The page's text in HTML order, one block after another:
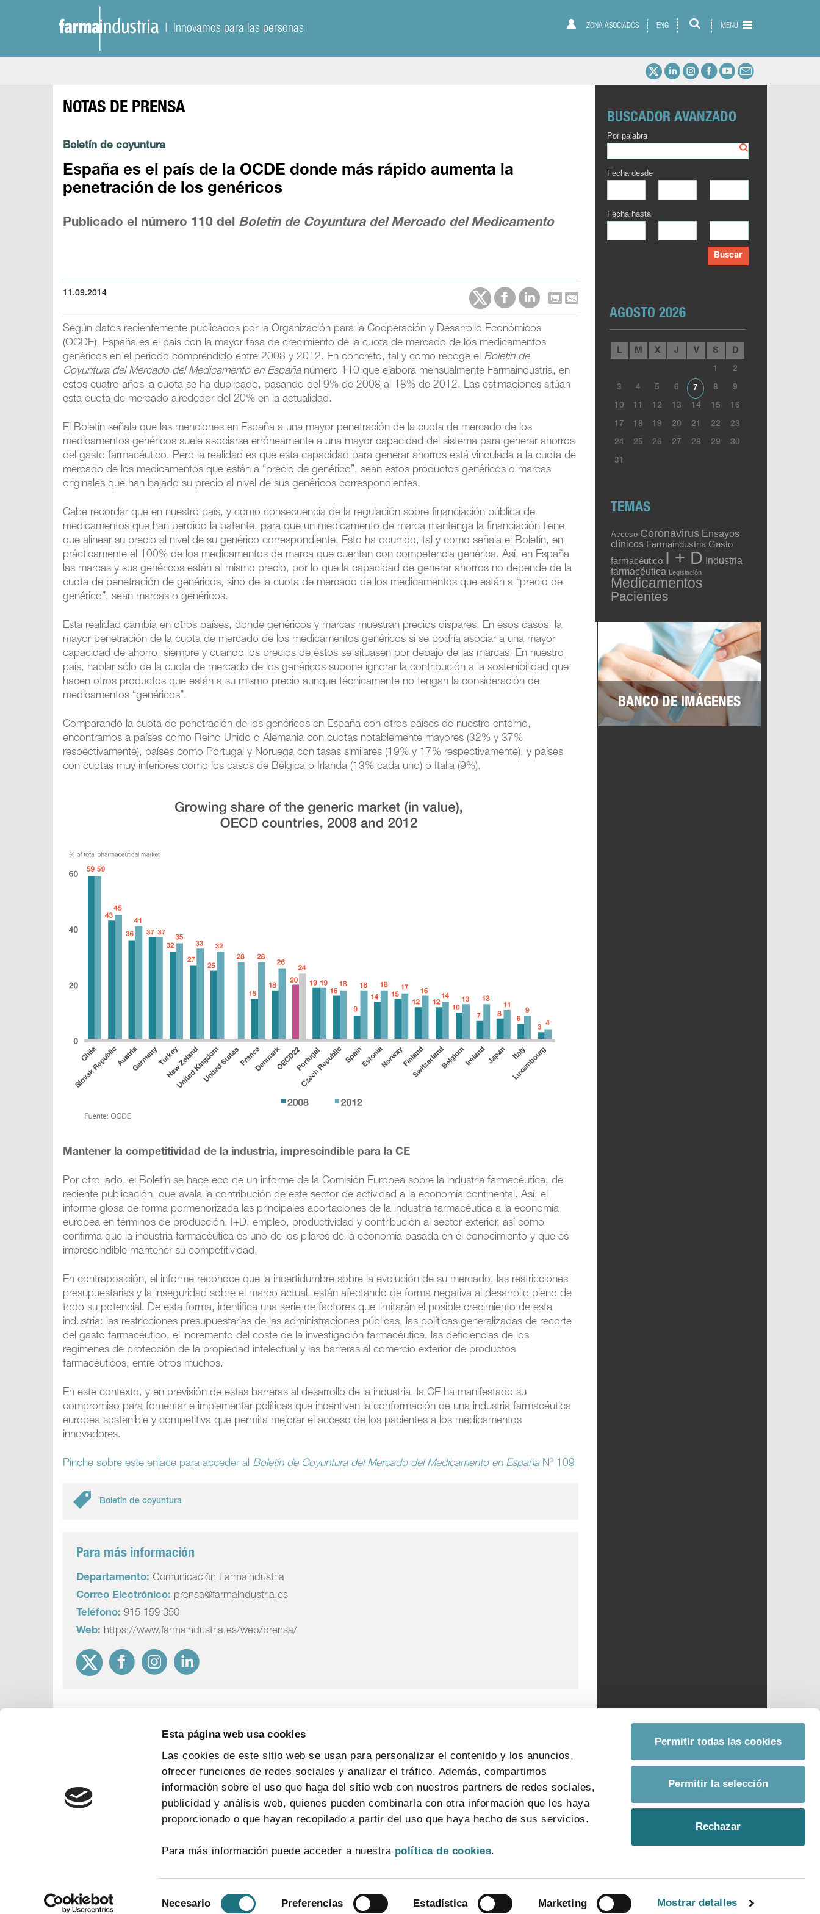
Esta página web usa cookies
Las cookies de este sitio web se usan para personalizar el contenido y los anuncios,
ofrecer funciones de redes sociales y analizar el tráfico. Además, compartimos
información sobre el uso que haga del sitio web con nuestros partners de redes sociales,
publicidad y análisis web, quienes pueden combinarla con otra información que les haya
proporcionado o que hayan recopilado a partir del uso que haya hecho de sus servicios.
Para más información puede acceder a nuestra política de cookies.
de
Necesario Preferencias Estadística Marketing Mostrar detalles
Permitir todas las cookies
Permitir la selección
Rechazar
| Innovamos para las personas ZONA ASOCIADOS ENG MENÚ
NOTAS DE PRENSA
Boletín de coyuntura
España es el país de la OCDE donde más rápido aumenta la
penetración de los genéricos
Publicado el número 110 del Boletín de Coyuntura del Mercado del Medicamento
11.09.2014
Según datos recientemente publicados por la Organización para la Cooperación y Desarrollo Económicos
(OCDE), España es el país con la mayor tasa de crecimiento de la cuota de mercado de los medicamentos
genéricos en el periodo comprendido entre 2008 y 2012. En concreto, tal y como recoge el Boletín de
Coyuntura del Mercado del Medicamento en Españanúmero 110 que elabora mensualmente Farmaindustria, en
estos cuatro años la cuota se ha duplicado, pasando del 9% de 2008 al 18% de 2012. Las estimaciones sitúan
esta cuota de mercado alrededor del 20% en la actualidad.
El Boletín señala que las menciones en España a una mayor penetración de la cuota de mercado de los
medicamentos genéricos suele asociarse erróneamente a una mayor capacidad del sistema para generar ahorros
del gasto farmacéutico. Pero la realidad es que esta capacidad para generar ahorros está vinculada a la cuota de
mercado de los medicamentos que están a “precio de genérico”, sean estos productos genéricos o marcas
originales que han bajado su precio al nivel de sus genéricos correspondientes.
Cabe recordar que en nuestro país, y como consecuencia de la regulación sobre financiación pública de
medicamentos que han perdido la patente, para que un medicamento de marca mantenga la financiación tiene
que alinear su precio al nivel de su genérico correspondiente. Esto ha ocurrido, tal y como señala el Boletín, en
prácticamente el 100% de los medicamentos de marca que cuentan con competencia genérica. Así, en España
las marcas y sus genéricos están al mismo precio, por lo que la capacidad de generar ahorros no depende de la
cuota de penetración de genéricos, sino de la cuota de mercado de los medicamentos que están a “precio de
genérico”, sean marcas o genéricos.
Esta realidad cambia en otros países, donde genéricos y marcas muestran precios dispares. En esos casos, la
mayor penetración de la cuota de mercado de los medicamentos genéricos si se podría asociar a una mayor
capacidad de ahorro, siempre y cuando los precios de éstos se situasen por debajo de las marcas. En nuestro
país, hablar sólo de la cuota de mercado de los genéricos supone ignorar la contribución a la sostenibilidad que
hacen otros productos que están a su mismo precio aunque técnicamente no tengan la consideración de
medicamentos “genéricos”.
Comparando la cuota de penetración de los genéricos en España con otros países de nuestro entorno,
encontramos a países como Reino Unido o Alemania con cuotas notablemente mayores (32% y 37%
respectivamente), países como Portugal y Noruega con tasas similares (19% y 17% respectivamente), y países
con cuotas muy inferiores como los casos de Bélgica o Irlanda (13% cada uno) o Italia (9%).
Mantener la competitividad de la industria, imprescindible para la CE
Por otro lado, el Boletín se hace eco de un informe de la Comisión Europea sobre la industria farmacéutica, de
reciente publicación, que avala la contribución de este sector de actividad a la economía continental. Así, el
informe glosa de forma pormenorizada las principales aportaciones de la industria farmacéutica a la economía
europea en términos de producción, I+D, empleo, productividad y contribución al sector exterior, así como
confirma que la industria farmacéutica es uno de los pilares de la economía basada en el conocimiento y que es
imprescindible mantener su competitividad.
En contraposición, el informe reconoce que la incertidumbre sobre la evolución de su mercado, las restricciones
presupuestarias y la inseguridad sobre el marco actual, están afectando de forma negativa al desarrollo pleno de
todo su potencial. De esta forma, identifica una serie de factores que limitarán el posible crecimiento de esta
industria: las restricciones presupuestarias de las administraciones públicas, las políticas generalizadas de recorte
del gasto farmacéutico, el incremento del coste de la investigación farmacéutica, las deficiencias de los
regímenes de protección de la propiedad intelectual y las barreras al comercio exterior de productos
farmacéuticos, entre otros muchos.
En este contexto, y en previsión de estas barreras al desarrollo de la industria, la CE ha manifestado su
compromiso para fomentar e implementar políticas que incentiven la conformación de una industria farmacéutica
europea sostenible y competitiva que permita mejorar el acceso de los pacientes a los medicamentos
innovadores.
Pinche sobre este enlace para acceder al Boletín de Coyuntura del Mercado del Medicamento en EspañaNº 109
Boletín de coyuntura
Para más información
Departamento: Comunicación Farmaindustria
Correo Electrónico: prensa@farmaindustria.es
Teléfono: 915 159 350
Web: https://www.farmaindustria.es/web/prensa/
BUSCADOR AVANZADO
Por palabra
Fecha desde
Fecha hasta
Buscar
AGOSTO 2026
L M X J V S D
1 2
3 4 5 6 7 8 9
10 11 12 13 14 15 16
17 18 19 20 21 22 23
24 25 26 27 28 29 30
31
TEMAS
Acceso Coronavirus Ensayos
clínicos Farmaindustria Gasto
farmacéutico I + D Industria
farmacéutica Legislación
Medicamentos
Pacientes
BANCO DE IMÁGENES
© 2026 FarmaIndustria Todos los derechos reservados